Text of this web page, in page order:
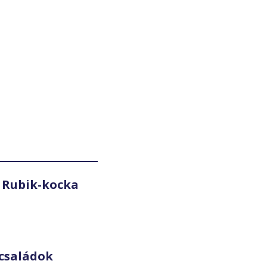
kocka